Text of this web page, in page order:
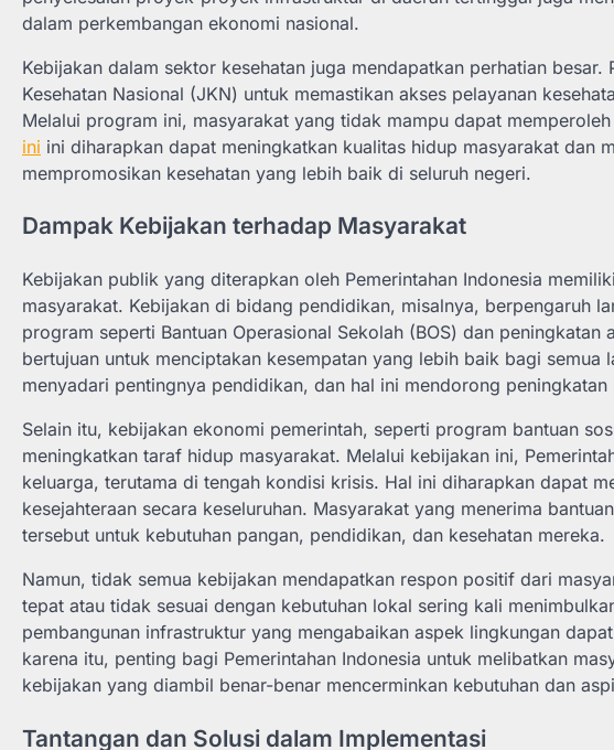
dalam perkembangan ekonomi nasional.
Kebijakan dalam sektor kesehatan juga mendapatkan perhatian
Kesehatan Nasional (JKN) untuk memastikan akses pelayanan
Melalui program ini, masyarakat yang tidak mampu dapat
ini ini diharapkan dapat meningkatkan kualitas hidup masyarakat dan
mempromosikan kesehatan yang lebih baik di seluruh negeri.
Dampak Kebijakan terhadap Masyarakat
Kebijakan publik yang diterapkan oleh Pemerintahan Indonesia
masyarakat. Kebijakan di bidang pendidikan, misalnya, berpengaruh
program seperti Bantuan Operasional Sekolah (BOS) dan
bertujuan untuk menciptakan kesempatan yang lebih baik bagi semua
menyadari pentingnya pendidikan, dan hal ini mendorong
Selain itu, kebijakan ekonomi pemerintah, seperti program bantuan
meningkatkan taraf hidup masyarakat. Melalui kebijakan ini,
keluarga, terutama di tengah kondisi krisis. Hal ini diharapkan dapat
kesejahteraan secara keseluruhan. Masyarakat yang menerima
tersebut untuk kebutuhan pangan, pendidikan, dan kesehatan mereka.
Namun, tidak semua kebijakan mendapatkan respon positif dari
tepat atau tidak sesuai dengan kebutuhan lokal sering kali
pembangunan infrastruktur yang mengabaikan aspek lingkungan
karena itu, penting bagi Pemerintahan Indonesia untuk melibatkan
kebijakan yang diambil benar-benar mencerminkan kebutuhan dan
Tantangan dan Solusi dalam Implementasi